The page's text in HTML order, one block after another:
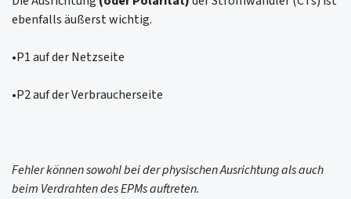
ebenfalls äußerst wichtig.
•P1 auf der Netzseite
•P2 auf der Verbraucherseite
Fehler können sowohl bei der physischen Ausrichtung als auch
beim Verdrahten des EPMs auftreten.